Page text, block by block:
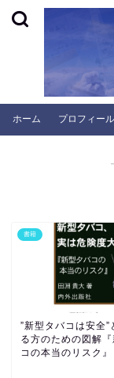
ホーム プロフィール
書籍
”新型タバコは安全”
る方のための図解
コの本当のリスク』